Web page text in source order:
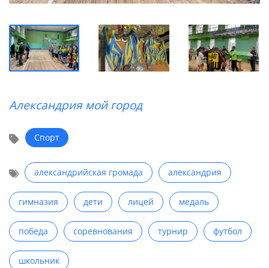
Александрия мой город
Спорт
александрийская громада александрия
гимназия дети лицей медаль
победа соревнования турнир футбол
школьник